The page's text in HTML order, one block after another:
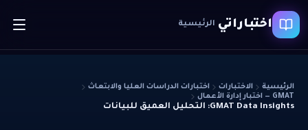
اختباراتي الرئيسية
الرئيسية الاختبارات
اختبارات الدراسات العليا والابتعاث
GMAT — اختبار إدارة الأعمال
GMAT Data Insights: التحليل العميق للبيانات